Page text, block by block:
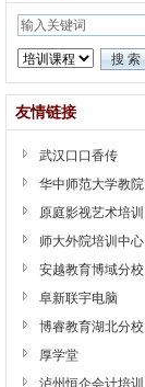
友情链接
武汉口口香传
华中师范大学教院
原庭影视艺术培训
师大外院培训中心
安越教育博域分校
阜新联宇电脑
博睿教育湖北分校
厚学堂
泸州恒企会计培训